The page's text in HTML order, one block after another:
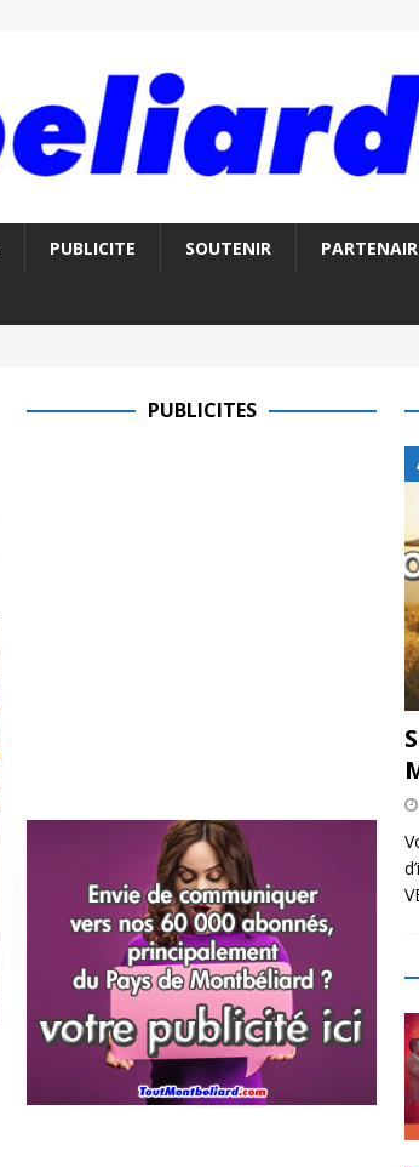
PUBLICITE SOUTENIR
PUBLICITES